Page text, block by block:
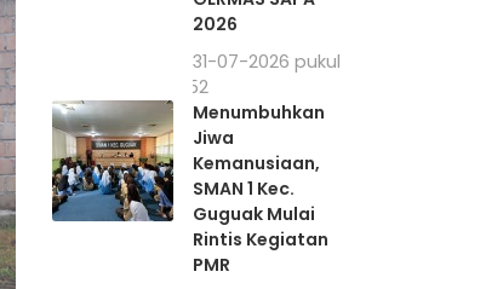
2026
31-07-2026 pukul
13:52
Menumbuhkan
Jiwa
Kemanusiaan,
SMAN 1 Kec.
Guguak Mulai
Rintis Kegiatan
PMR